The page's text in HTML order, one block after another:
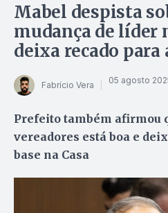
Mabel despista
mudança de líder
deixa recado para
Fabrício Vera 05 agosto
Prefeito também afirmou
vereadores está boa e
base na Casa